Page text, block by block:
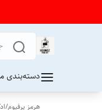
دسته‌بندی
هرمز پرفیوم/